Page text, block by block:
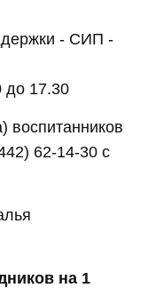
- СИП -
до 17.30
воспитанников
62-14-30 с
на 1